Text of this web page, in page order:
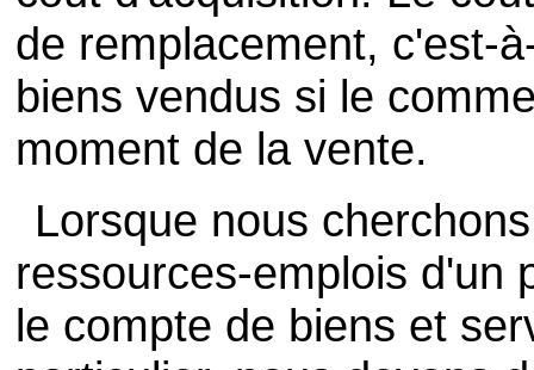
de remplacement, c'est-
biens vendus si le
moment de la vente.
Lorsque nous
ressources-emplois d'un
le compte de biens et